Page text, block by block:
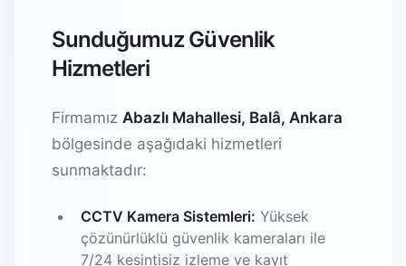
Sunduğumuz Güvenlik
Hizmetleri
Firmamız Abazlı Mahallesi, Balâ, Ankara
bölgesinde aşağıdaki hizmetleri
sunmaktadır:
CCTV Kamera Sistemleri: Yüksek
çözünürlüklü güvenlik kameraları ile
7/24 kesintisiz izleme ve kayıt